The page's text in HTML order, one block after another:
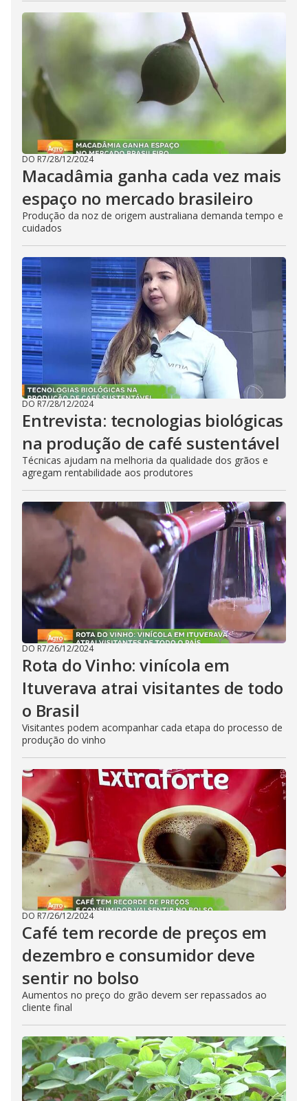
DO R7/28/12/2024
Macadâmia ganha cada vez mais
espaço no mercado brasileiro
Produção da noz de origem australiana demanda tempo e
cuidados
DO R7/28/12/2024
Entrevista: tecnologias biológicas
na produção de café sustentável
Técnicas ajudam na melhoria da qualidade dos grãos e
agregam rentabilidade aos produtores
DO R7/26/12/2024
Rota do Vinho: vinícola em
Ituverava atrai visitantes de todo
o Brasil
Visitantes podem acompanhar cada etapa do processo de
produção do vinho
DO R7/26/12/2024
Café tem recorde de preços em
dezembro e consumidor deve
sentir no bolso
Aumentos no preço do grão devem ser repassados ao
cliente final